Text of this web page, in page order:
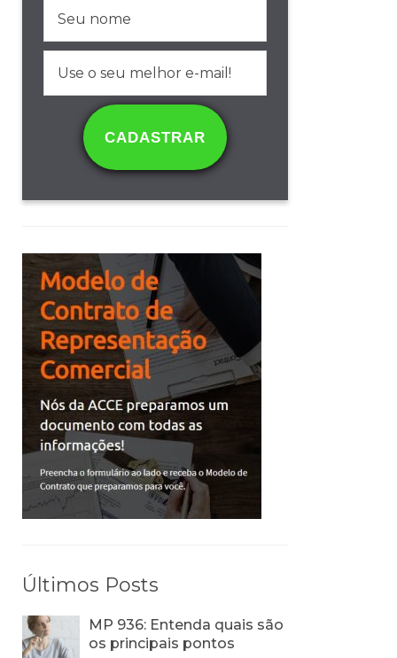
CADASTRAR
Últimos Posts
MP 936: Entenda quais são
os principais pontos